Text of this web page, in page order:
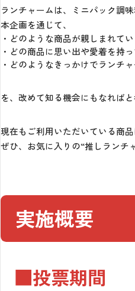
ランチャームは、ミニパック調
本企画を通じて、
・どのような商品が親しまれて
・どの商品に思い出や愛着を持
・どのようなきっかけでランチ
を、改めて知る機会にもなればと
現在もご利用いただいている商
ぜひ、お気に入りの“推しランチ
実施概要
■投票期間